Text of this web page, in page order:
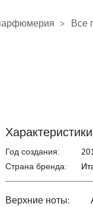
Все
Год создания:
Страна бренда:
Верхние ноты: